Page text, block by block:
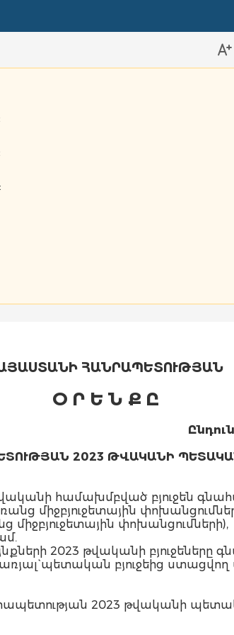
ՀԱՆՐԱՊԵՏՈՒԹՅԱՆ
Օ Ր Ե Ն Ք Ը
2023 ԹՎԱԿԱՆԻ
համախմբված բյուջեն
միջբյուջետային
միջբյուջետային փոխանցումների),
2023 թվականի բյուջեները
պետական բյուջեից
2023 թվականի